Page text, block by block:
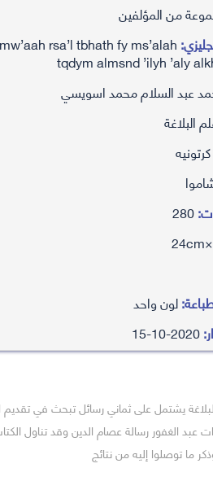
من المؤلفين
rsa’l tbhath fy ms’alah
tqdym almsnd ’ilyh ’aly
عبد السلام محمد اسويسي
البلاغة
كرتونيه
280
لون واحد
2020-10-15
يشتمل على ثماني رسائل تبحث في تقديم
عبد الغفور رسالة عصام الدين وقد تناول
ما توصلوا إليه من نتائج